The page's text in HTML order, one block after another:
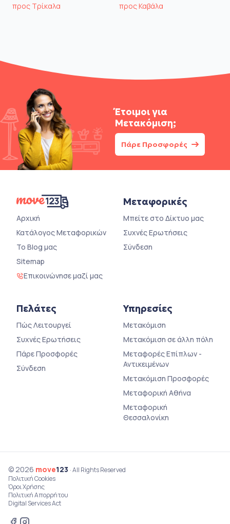
προς Τρίκαλα
προς Καβάλα
Έτοιμοι για
Μετακόμιση;
Πάρε Προσφορές
Αρχική
Κατάλογος Μεταφορικών
Το Blog μας
Sitemap
Επικοινώνησε μαζί μας
Μεταφορικές
Μπείτε στο Δίκτυο μας
Συχνές Ερωτήσεις
Σύνδεση
Πελάτες
Πώς Λειτουργεί
Συχνές Ερωτήσεις
Πάρε Προσφορές
Σύνδεση
Υπηρεσίες
Μετακόμιση
Μετακόμιση σε άλλη πόλη
Μεταφορές Επίπλων -
Αντικειμένων
Μετακόμιση Προσφορές
Μεταφορική Αθήνα
Μεταφορική
Θεσσαλονίκη
© 2026 move123 · All Rights Reserved
Πολιτική Cookies
Όροι Χρήσης
Πολιτική Απορρήτου
Digital Services Act